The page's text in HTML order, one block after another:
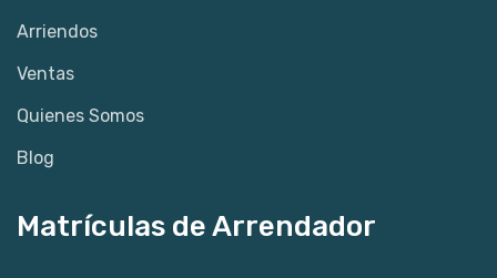
Arriendos
Ventas
Quienes Somos
Blog
Matrículas de Arrendador